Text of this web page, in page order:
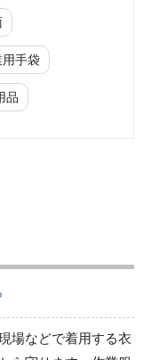
用手袋
品
ンルーム対策用品
場などで着用する衣